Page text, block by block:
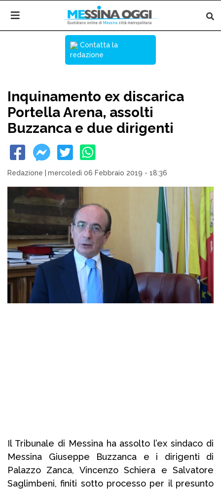
Contatta la
redazione
Inquinamento ex discarica
Portella Arena, assolti
Buzzanca e due dirigenti
Redazione mercoledì 06 Febbraio 2019 - 18:36
Il Tribunale di Messina ha assolto l’ex sindaco di
Messina Giuseppe Buzzanca e i dirigenti di
Palazzo Zanca, Vincenzo Schiera e Salvatore
Saglimbeni, finiti sotto processo per il presunto